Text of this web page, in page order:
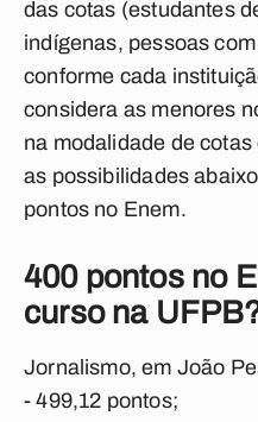
das cotas (estudantes
indígenas, pessoas
conforme cada
considera as menores
na modalidade de cotas
as possibilidades
pontos no Enem.
400 pontos no
curso na
Jornalismo, em João
- 499,12 pontos;